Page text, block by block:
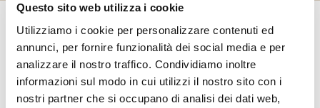
Questo sito web utilizza i cookie
Utilizziamo i cookie per personalizzare contenuti ed
annunci, per fornire funzionalità dei social media e per
analizzare il nostro traffico. Condividiamo inoltre
informazioni sul modo in cui utilizzi il nostro sito con i
nostri partner che si occupano di analisi dei dati web,
Intorno al 1812, dopo alcuni tentativi, Breguet adottò
un’importante innovazione stilistica introducendo
frequentemente quadranti decentrati nei quali il cerchio
delle ore era posto in alto o in basso al quadrante, o più